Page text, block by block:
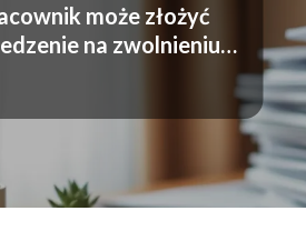
może złożyć
na zwolnieniu